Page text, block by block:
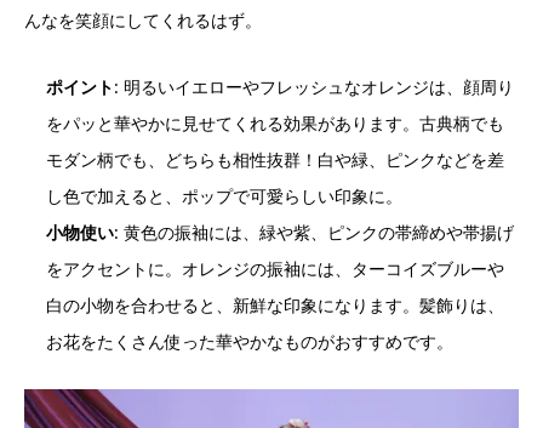
んなを笑顔にしてくれるはず。
ポイント: 明るいイエローやフレッシュなオレンジは、顔周り
をパッと華やかに見せてくれる効果があります。古典柄でも
モダン柄でも、どちらも相性抜群！白や緑、ピンクなどを差
し色で加えると、ポップで可愛らしい印象に。
小物使い: 黄色の振袖には、緑や紫、ピンクの帯締めや帯揚げ
をアクセントに。オレンジの振袖には、ターコイズブルーや
白の小物を合わせると、新鮮な印象になります。髪飾りは、
お花をたくさん使った華やかなものがおすすめです。